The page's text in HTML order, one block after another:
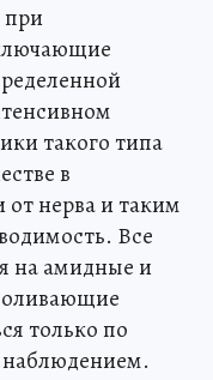
при
такого типа
в
от нерва и таким
Все
на амидные и
только по
наблюдением.